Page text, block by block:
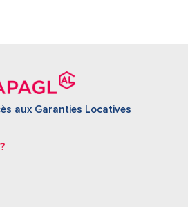
aux Garanties Locatives